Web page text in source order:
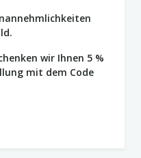
wir Ihnen 5 %
mit dem Code